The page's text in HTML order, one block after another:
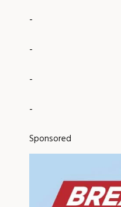
-
-
-
-
Sponsored